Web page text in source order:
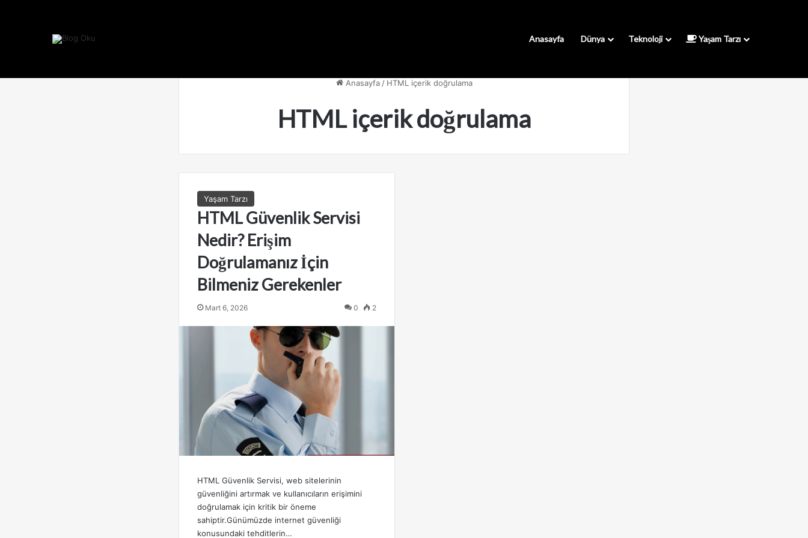
Anasayfa Dünya Teknoloji Yaşam Tarzı
Anasayfa / HTML içerik doğrulama
HTML içerik doğrulama
Yaşam Tarzı
HTML Güvenlik Servisi
Nedir? Erişim
Doğrulamanız İçin
Bilmeniz Gerekenler
Mart 6, 2026 0 2
HTML Güvenlik Servisi, web sitelerinin
güvenliğini artırmak ve kullanıcıların erişimini
doğrulamak için kritik bir öneme
sahiptir.Günümüzde internet güvenliği
konusundaki tehditlerin…